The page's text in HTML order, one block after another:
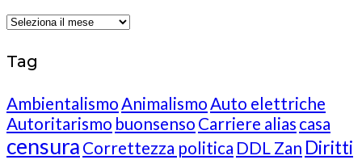
Archives
Tag
Ambientalismo Animalismo Auto elettriche
Autoritarismo buonsenso Carriere alias casa
censura Correttezza politica DDL Zan Diritti